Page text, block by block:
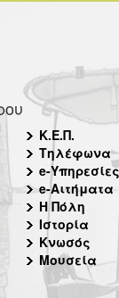
Κ.Ε.Π.
Τηλέφωνα
e-Υπηρεσίες
e-Αιτήματα
Η Πόλη
Ιστορία
Κνωσός
Μουσεία